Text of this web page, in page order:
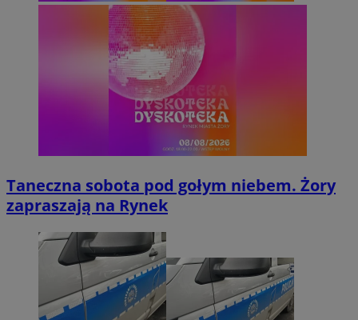
Taneczna sobota pod gołym niebem. Żory
zapraszają na Rynek